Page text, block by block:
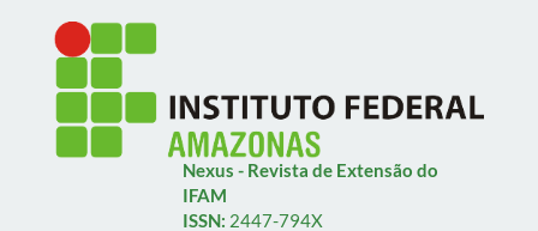
Nexus - Revista de Extensão do
IFAM
ISSN: 2447-794X